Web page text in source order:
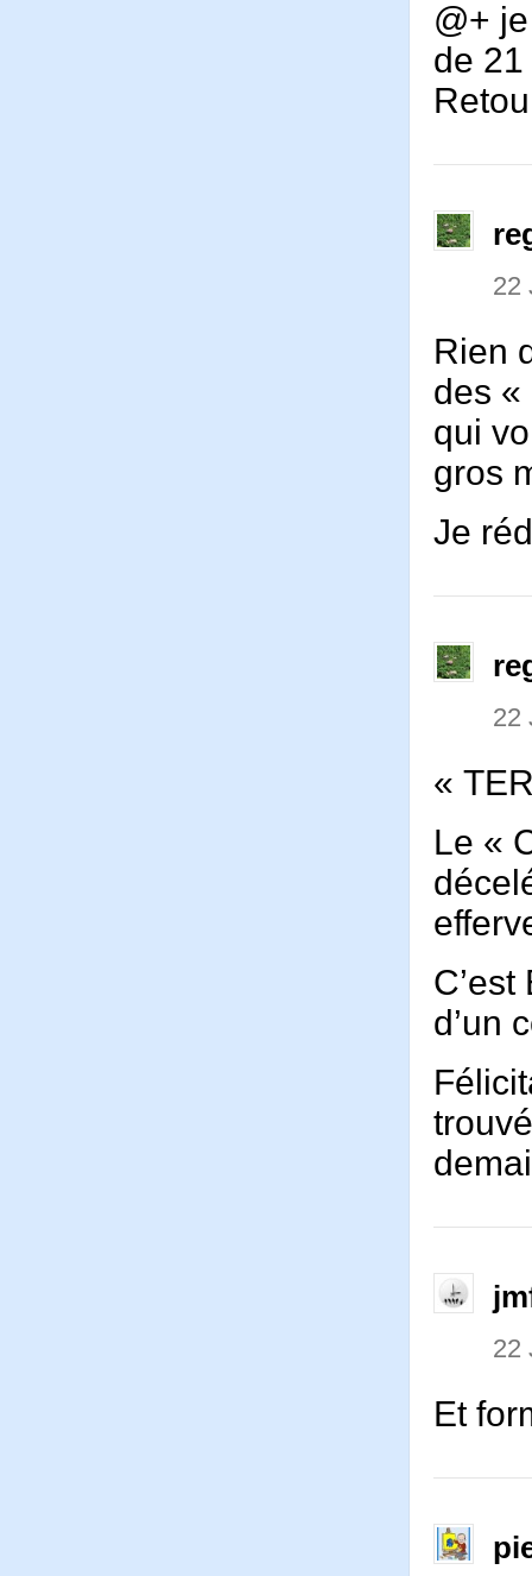
@+
de 21
22
Rien
des «
qui
gros
Je
22
«
Le «
d’un
22
Et